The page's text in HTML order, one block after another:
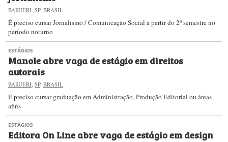
BARUERI, SP, BRASIL
É preciso cursar Jornalismo / Comunicação Social a partir do 2º semestre no
período noturno
ESTÁGIOS
Manole abre vaga de estágio em direitos
autorais
BARUERI, SP, BRASIL
É preciso cursar graduação em Administração, Produção Editorial ou áreas
afins
ESTÁGIOS
Editora On Line abre vaga de estágio em design